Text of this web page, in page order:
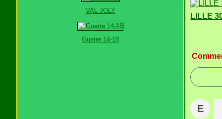
VAL JOLY
Guerre 14-18
LILLE
E